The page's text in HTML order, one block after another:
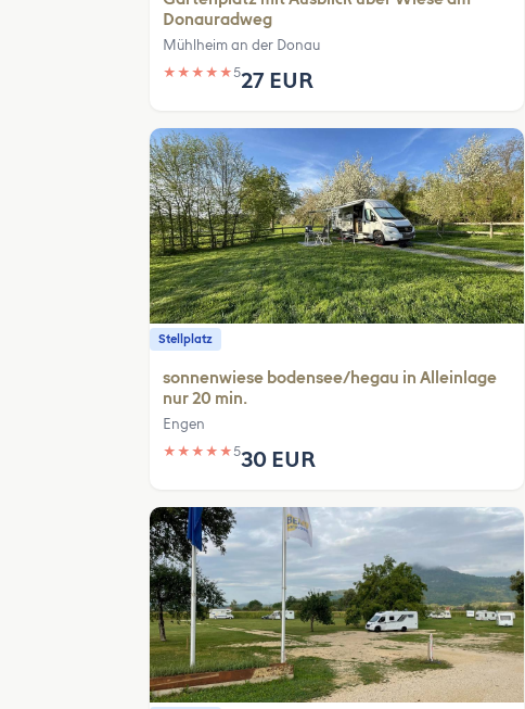
Donauradweg
Mühlheim an der Donau
★ ★ ★ ★ ★527 EUR
Stellplatz
sonnenwiese bodensee/hegau in Alleinlage
nur 20 min.
Engen
★ ★ ★ ★ ★530 EUR